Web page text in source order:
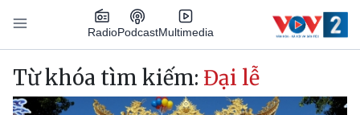
Nhảy đến nội dung
RadioPodcastMultimedia
Main navigation
Từ khóa tìm kiếm: Đại lễ